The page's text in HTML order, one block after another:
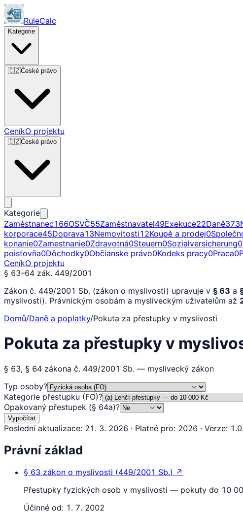
RuleCalc
Kategorie
🇨🇿České právo
CeníkO projektu
🇨🇿České právo
Kategorie
Zaměstnanec166OSVČ55Zaměstnavatel49Exekuce22Daně373
korporace45Doprava13Nemovitosti12Koupě a prodej0
konanie0Zamestnanie0Zdravotná0Steuern0Sozialversicherung0
poisťovňa0Dôchodky0Občianske právo0Kodeks pracy0Praca0
CeníkO projektu
§ 63–64 zák. 449/2001
Zákon č. 449/2001 Sb. (zákon o myslivosti) upravuje v § 63 a
myslivosti). Právnickým osobám a mysliveckým uživatelům až
Domů/Daně a poplatky/Pokuta za přestupky v myslivosti
Pokuta za přestupky v
§ 63, § 64 zákona č. 449/2001 Sb. — myslivecký zákon
Typ osoby?
Kategorie přestupku (FO)?
Opakovaný přestupek (§ 64a)?
Vypočítat
Poslední aktualizace: 21. 3. 2026 · Platné pro: 2026 · Verze:
Právní základ
§ 63 zákon o myslivosti (449/2001 Sb.) ↗
Přestupky fyzických osob v myslivosti — pokuty do 10
Účinné od: 1. 7. 2002